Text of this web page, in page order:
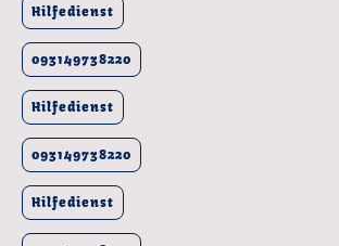
Hilfedienst
093149738220
Hilfedienst
093149738220
Hilfedienst